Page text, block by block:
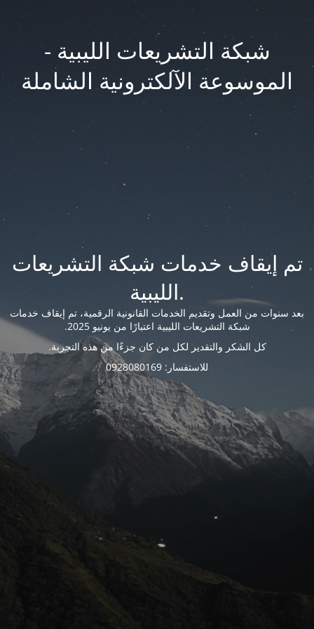
شبكة التشريعات الليبية -
الموسوعة الآلكترونية الشاملة
تم إيقاف خدمات شبكة التشريعات
الليبية.
بعد سنوات من العمل وتقديم الخدمات القانونية الرقمية، تم إيقاف خدمات
شبكة التشريعات الليبية اعتبارًا من يونيو 2025.
كل الشكر والتقدير لكل من كان جزءًا من هذه التجربة.
للاستفسار: 0928080169